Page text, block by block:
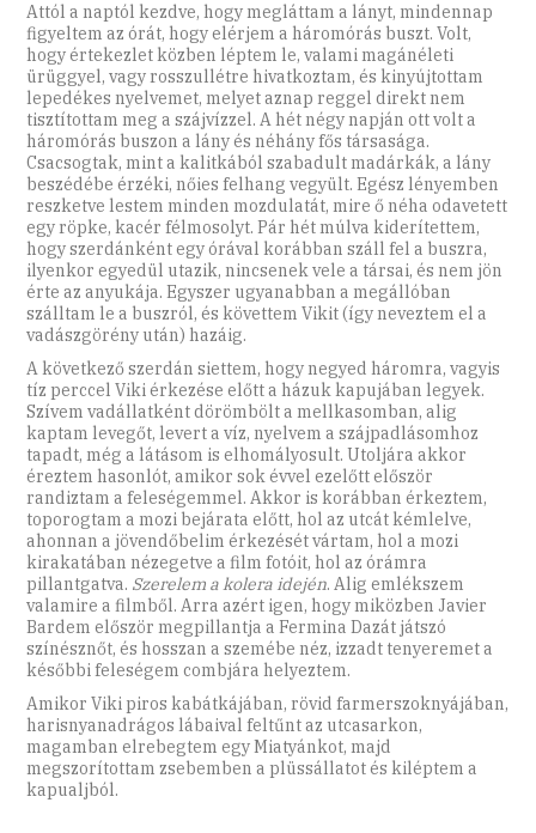
Attól a naptól kezdve, hogy megláttam a lányt, mindennap
figyeltem az órát, hogy elérjem a háromórás buszt. Volt,
hogy értekezlet közben léptem le, valami magánéleti
ürüggyel, vagy rosszullétre hivatkoztam, és kinyújtottam
lepedékes nyelvemet, melyet aznap reggel direkt nem
tisztítottam meg a szájvízzel. A hét négy napján ott volt a
háromórás buszon a lány és néhány fős társasága.
Csacsogtak, mint a kalitkából szabadult madárkák, a lány
beszédébe érzéki, nőies felhang vegyült. Egész lényemben
reszketve lestem minden mozdulatát, mire ő néha odavetett
egy röpke, kacér félmosolyt. Pár hét múlva kiderítettem,
hogy szerdánként egy órával korábban száll fel a buszra,
ilyenkor egyedül utazik, nincsenek vele a társai, és nem jön
érte az anyukája. Egyszer ugyanabban a megállóban
szálltam le a buszról, és követtem Vikit (így neveztem el a
vadászgörény után) hazáig.
A következő szerdán siettem, hogy negyed háromra, vagyis
tíz perccel Viki érkezése előtt a házuk kapujában legyek.
Szívem vadállatként dörömbölt a mellkasomban, alig
kaptam levegőt, levert a víz, nyelvem a szájpadlásomhoz
tapadt, még a látásom is elhomályosult. Utoljára akkor
éreztem hasonlót, amikor sok évvel ezelőtt először
randiztam a feleségemmel. Akkor is korábban érkeztem,
toporogtam a mozi bejárata előtt, hol az utcát kémlelve,
ahonnan a jövendőbelim érkezését vártam, hol a mozi
kirakatában nézegetve a film fotóit, hol az órámra
pillantgatva. Szerelem a kolera idején. Alig emlékszem
valamire a filmből. Arra azért igen, hogy miközben Javier
Bardem először megpillantja a Fermina Dazát játszó
színésznőt, és hosszan a szemébe néz, izzadt tenyeremet a
későbbi feleségem combjára helyeztem.
Amikor Viki piros kabátkájában, rövid farmerszoknyájában,
harisnyanadrágos lábaival feltűnt az utcasarkon,
magamban elrebegtem egy Miatyánkot, majd
megszorítottam zsebemben a plüssállatot és kiléptem a
kapualjból.